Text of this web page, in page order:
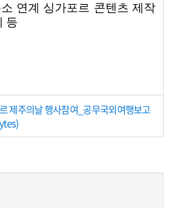
연계 싱가포르 콘텐츠 제작
등
제주의날 행사참여_공무국외여행보고